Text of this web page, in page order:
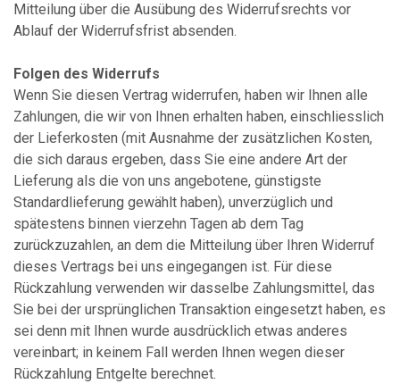
Mitteilung über die Ausübung des Widerrufsrechts vor
Ablauf der Widerrufsfrist absenden.
Folgen des Widerrufs
Wenn Sie diesen Vertrag widerrufen, haben wir Ihnen alle
Zahlungen, die wir von Ihnen erhalten haben, einschliesslich
der Lieferkosten (mit Ausnahme der zusätzlichen Kosten,
die sich daraus ergeben, dass Sie eine andere Art der
Lieferung als die von uns angebotene, günstigste
Standardlieferung gewählt haben), unverzüglich und
spätestens binnen vierzehn Tagen ab dem Tag
zurückzuzahlen, an dem die Mitteilung über Ihren Widerruf
dieses Vertrags bei uns eingegangen ist. Für diese
Rückzahlung verwenden wir dasselbe Zahlungsmittel, das
Sie bei der ursprünglichen Transaktion eingesetzt haben, es
sei denn mit Ihnen wurde ausdrücklich etwas anderes
vereinbart; in keinem Fall werden Ihnen wegen dieser
Rückzahlung Entgelte berechnet.